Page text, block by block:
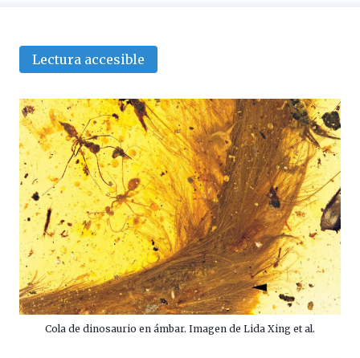
Lectura accesible
Cola de dinosaurio en ámbar. Imagen de Lida Xing et al.